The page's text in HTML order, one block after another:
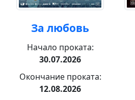
За любовь
Начало проката:
30.07.2026
Окончание проката:
12.08.2026